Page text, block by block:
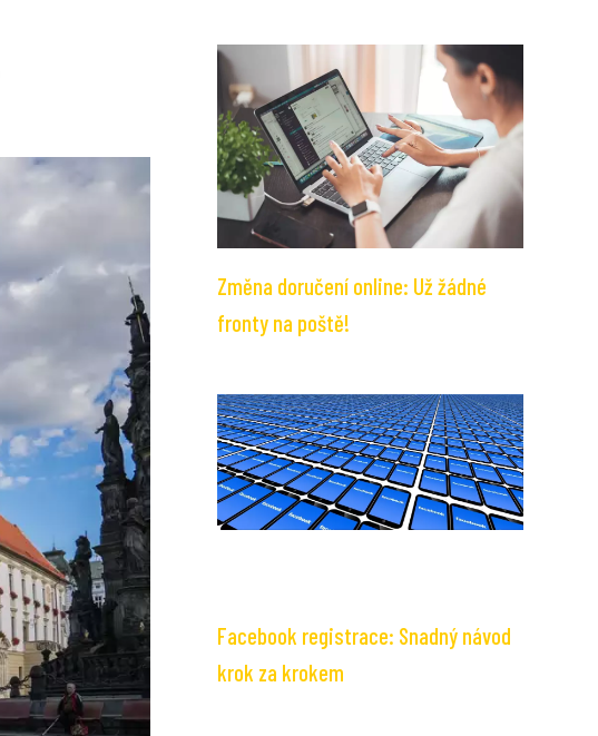
Změna doručení online: Už žádné
fronty na poště!
Facebook registrace: Snadný návod
krok za krokem